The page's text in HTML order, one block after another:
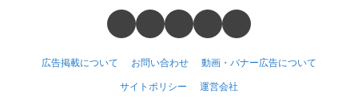
広告掲載について お問い合わせ 動画・バナー広告について
サイトポリシー 運営会社